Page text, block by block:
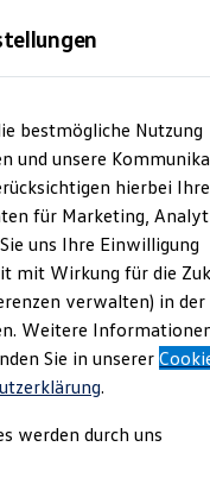
finden
& konfigurieren
bestmögliche Nutzung
und unsere
hierbei Ihre
für Marketing,
uns Ihre Einwilligung
mit Wirkung für die
verwalten) in der
Weitere
Sie in unserer
.
werden durch uns